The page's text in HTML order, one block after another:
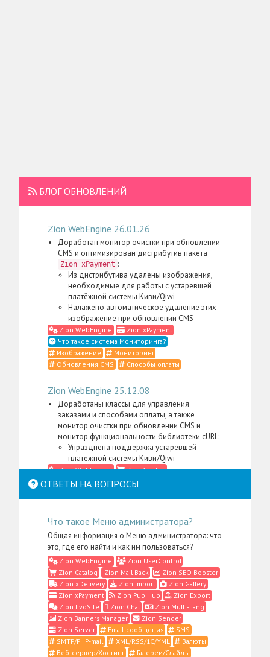
БЛОГ ОБНОВЛЕНИЙ
Zion WebEngine 26.01.26
Доработан монитор очистки при обновлении
CMS и оптимизирован дистрибутив пакета
Zion xPayment :
Из дистрибутива удалены изображения,
необходимые для работы с устаревшей
платёжной системы Киви/Qiwi
Налажено автоматическое удаление этих
изображение при обновлении CMS
Zion WebEngine
Zion xPayment
Что такое система Мониторинга?
Изображение
Мониторинг
Обновления CMS
Способы оплаты
Zion WebEngine 25.12.08
Доработаны классы для управления
заказами и способами оплаты, а также
монитор очистки при обновлении CMS и
монитор функциональности библиотеки cURL:
Упразднена поддержка устаревшей
платёжной системы Киви/Qiwi
Zion WebEngine
Zion Catalog
Zion xPayment
PHP
Zion WebEngine 25.11.05
Доработан настраиваемый модуль онлайн-
оплаты через ЮКассу (спасибоСпортивно-
досуговый центр "Легион"):
Учтены требования к данным плательщика,
необходимым для формирования чеков в
онлайн-кассе
Zion xPayment
Настраиваемые модули
Онлайн-касса
Способы оплаты
Zion WebEngine 25.10.30
ОТВЕТЫ НА ВОПРОСЫ
Что такое Меню администратора?
Общая информация о Меню администратора: что
это, где его найти и как им пользоваться?
Zion WebEngine
Zion UserControl
Zion Catalog
Zion Mail Back
Zion SEO Booster
Zion xDelivery
Zion Import
Zion Gallery
Zion xPayment
Zion Pub Hub
Zion Export
Zion JivoSite
Zion Chat
Zion Multi-Lang
Zion Banners Manager
Zion Sender
Zion Server
Email-сообщения
SMS
SMTP/PHP-mail
XML/RSS/1С/YML
Валюты
Веб-сервер/Хостинг
Галереи/Слайды